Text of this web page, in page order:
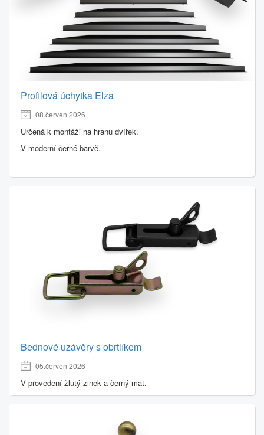
Profilová úchytka Elza
08.červen 2026
Určená k montáži na hranu dvířek.
V moderní černé barvě.
Bednové uzávěry s obrtlíkem
05.červen 2026
V provedení žlutý zinek a černý mat.